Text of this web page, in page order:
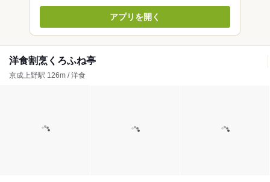
アプリを開く
洋食割烹くろふね亭
京成上野駅 126m / 洋食